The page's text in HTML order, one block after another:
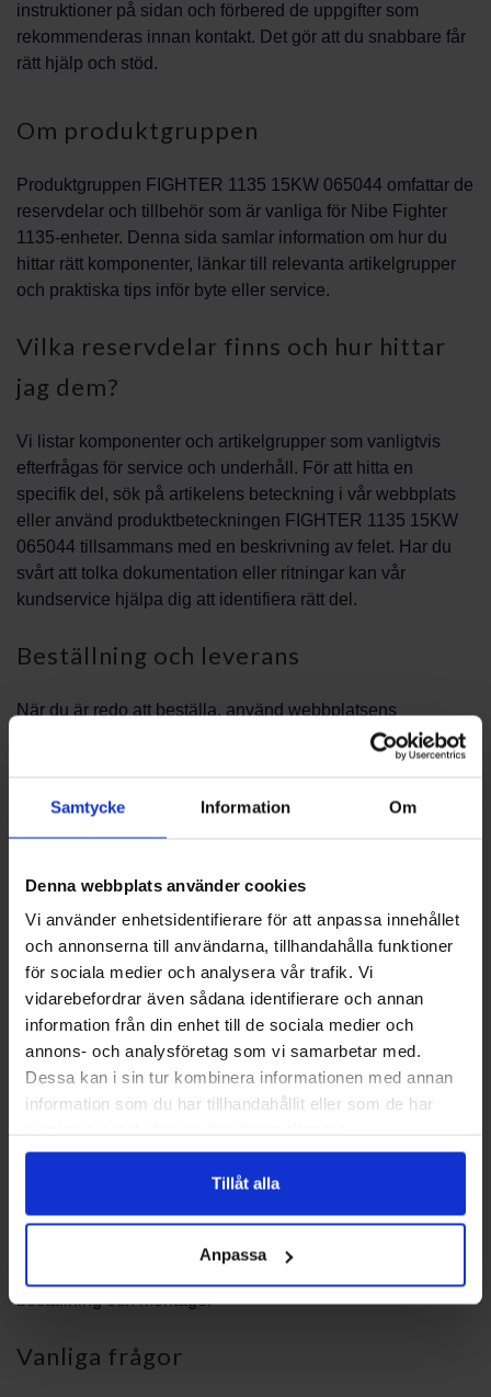
Samtycke Information Om
Denna webbplats använder cookies
Vi använder enhetsidentifierare för att anpassa innehållet
och annonserna till användarna, tillhandahålla funktioner
för sociala medier och analysera vår trafik. Vi
vidarebefordrar även sådana identifierare och annan
information från din enhet till de sociala medier och
annons- och analysföretag som vi samarbetar med.
Dessa kan i sin tur kombinera informationen med annan
information som du har tillhandahållit eller som de har
Tillåt alla
Anpassa
instruktioner på sidan och förbered de uppgifter som
rekommenderas innan kontakt. Det gör att du snabbare får
rätt hjälp och stöd.
Om produktgruppen
Produktgruppen FIGHTER 1135 15KW 065044 omfattar de
reservdelar och tillbehör som är vanliga för Nibe Fighter
1135-enheter. Denna sida samlar information om hur du
hittar rätt komponenter, länkar till relevanta artikelgrupper
och praktiska tips inför byte eller service.
Vilka reservdelar finns och hur hittar
jag dem?
Vi listar komponenter och artikelgrupper som vanligtvis
efterfrågas för service och underhåll. För att hitta en
specifik del, sök på artikelens beteckning i vår webbplats
eller använd produktbeteckningen FIGHTER 1135 15KW
065044 tillsammans med en beskrivning av felet. Har du
svårt att tolka dokumentation eller ritningar kan vår
kundservice hjälpa dig att identifiera rätt del.
Beställning och leverans
När du är redo att beställa, använd webbplatsens
beställningsfunktion eller kontakta oss via våra angivna
kontaktvägar för rådgivning. Ange alltid modell och
skickas. PBS Svensk Värmekälla AB kan vägleda dig
genom beställningsprocessen och ge rekommendationer
Teknisk rådgivning och support
Behöver du hjälp att avgöra vilken del som passar eller hur
ett byte ska genomföras, erbjuder vi rådgivning kring
identifiering och felsökning. Våra råd baseras på
dokumentation och erfarenhet av installations- och
serviceprocesser. Vid behov hänvisar vi också till
installations- och servicehandböcker för korrekt utförande.
Kontakta PBS Svensk Värmekälla AB för rådgivning och
hjälp att välja rätt lösning. Vi hjälper dig att hitta reservdelar
beställning och montage.
Vanliga frågor